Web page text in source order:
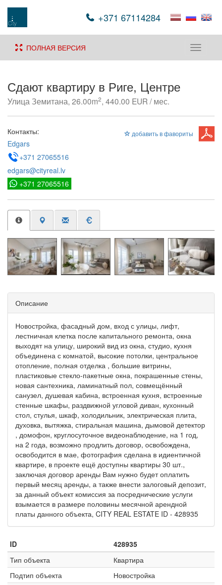
+371 67114284
Toggle
ПОЛНАЯ ВЕРСИЯ
Сдают квартиру в Риге, Центре
Улица Земитана, 26.00m2, 440.00 EUR / мес.
добавить в фавориты
Контакты:
Edgars
+371 27065516
edgars@cityreal.lv
+371 27065516
Описание
Новостройка, фасадный дом, вход с улицы, лифт,
лестничная клетка после капитального ремонта, окна
выходят на улицу, широкий вид из окна, студио, кухня
объединена с комнатой, высокие потолки, центральное
отопление, полная отделка , большие витрины,
пластиковые стекло-пакетные окна, покрашенные стены,
новая сантехника, ламинатный пол, совмещённый
санузел, душевая кабина, встроенная кухня, встроенные
стенные шкафы, раздвижной угловой диван, кухонный
стол, стулья, шкаф, холодильник, электрическая плита,
духовка, вытяжка, стиральная машина, дымовой детектор
, домофон, круглосуточное видеонаблюдение, на 1 год,
на 2 года, возможно продлить договор, освобождена,
освободится в мае, фотография сделана в идиентичной
квартире, в проекте ещё доступны квартиры 30 шт.,
заключая договор аренды Вам нужно будет оплатить
первый месяц аренды, а также внести залоговый депозит,
за данный объект комиссия за посреднические услуги
взымается в размере половины месячной арендной
платы данного объекта, CITY REAL ESTATE ID - 428935
ID
428935
Тип объекта
Квартира
Подтип объекта
Новостройка